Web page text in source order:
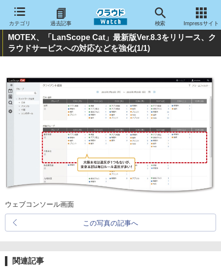
カテゴリ 過去記事 検索 Impressサイト
MOTEX、「LanScope Cat」最新版Ver.8.3をリリース、ク
ラウドサービスへの対応などを強化(1/1)
ウェブコンソール画面
この写真の記事へ
関連記事